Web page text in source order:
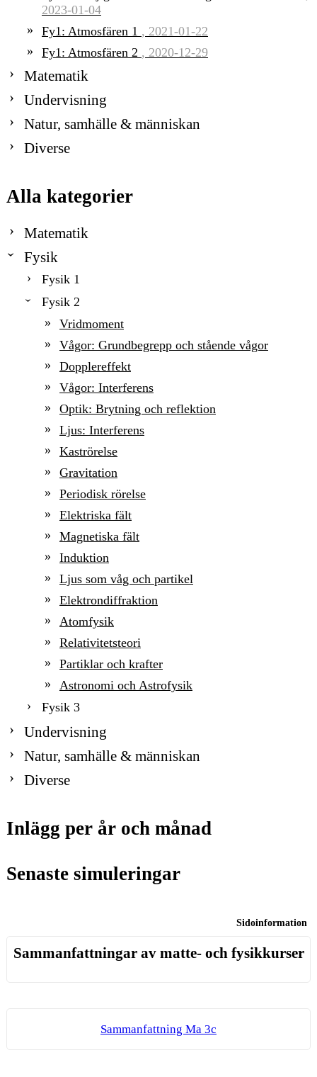
2023-01-04
Fy1: Atmosfären 1 , 2021-01-22
Fy1: Atmosfären 2 , 2020-12-29
Matematik
Undervisning
Natur, samhälle & människan
Diverse
Alla kategorier
Matematik
Fysik
Fysik 1
Fysik 2
Vridmoment
Vågor: Grundbegrepp och stående vågor
Dopplereffekt
Vågor: Interferens
Optik: Brytning och reflektion
Ljus: Interferens
Kaströrelse
Gravitation
Periodisk rörelse
Elektriska fält
Magnetiska fält
Induktion
Ljus som våg och partikel
Elektrondiffraktion
Atomfysik
Relativitetsteori
Partiklar och krafter
Astronomi och Astrofysik
Fysik 3
Undervisning
Natur, samhälle & människan
Diverse
Inlägg per år och månad
Senaste simuleringar
Sidoinformation
Sammanfattningar av matte- och fysikkurser
Sam­man­fatt­ning Ma 3c